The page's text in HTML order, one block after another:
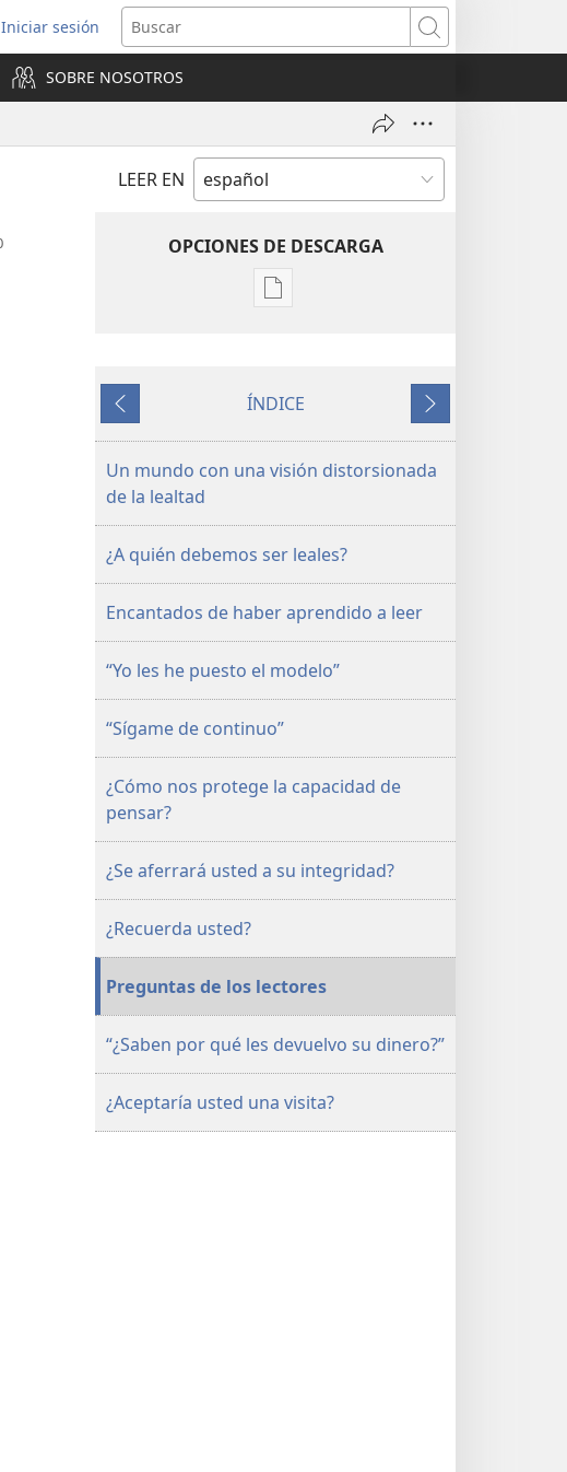
Iniciar sesión
(abre
una
nueva
ventana)
Buscar
SOBRE NOSOTROS
LEER EN
OPCIONES DE DESCARGA
Opciones
publicaciones
ATALAYA
(EDICIÓN
15
de
agosto
de 2002
Anterior
ÍNDICE
Siguiente
Un mundo con una visión distorsionada
de la lealtad
¿A quién debemos ser leales?
Encantados de haber aprendido a leer
“Yo les he puesto el modelo”
“Sígame de continuo”
¿Cómo nos protege la capacidad de
pensar?
¿Se aferrará usted a su integridad?
¿Recuerda usted?
Preguntas de los lectores
“¿Saben por qué les devuelvo su dinero?”
¿Aceptaría usted una visita?